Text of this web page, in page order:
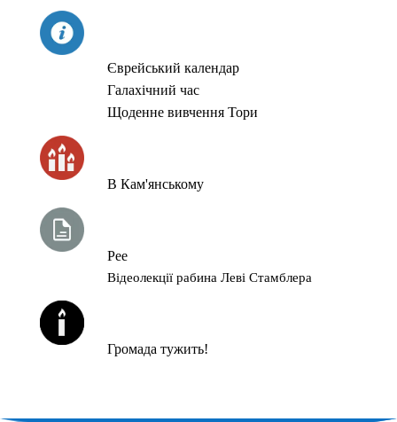
Єврейський календар
Галахічний час
Щоденне вивчення Тори
В Кам'янському
Рее
Відеолекції рабина Леві Стамблера
Громада тужить!